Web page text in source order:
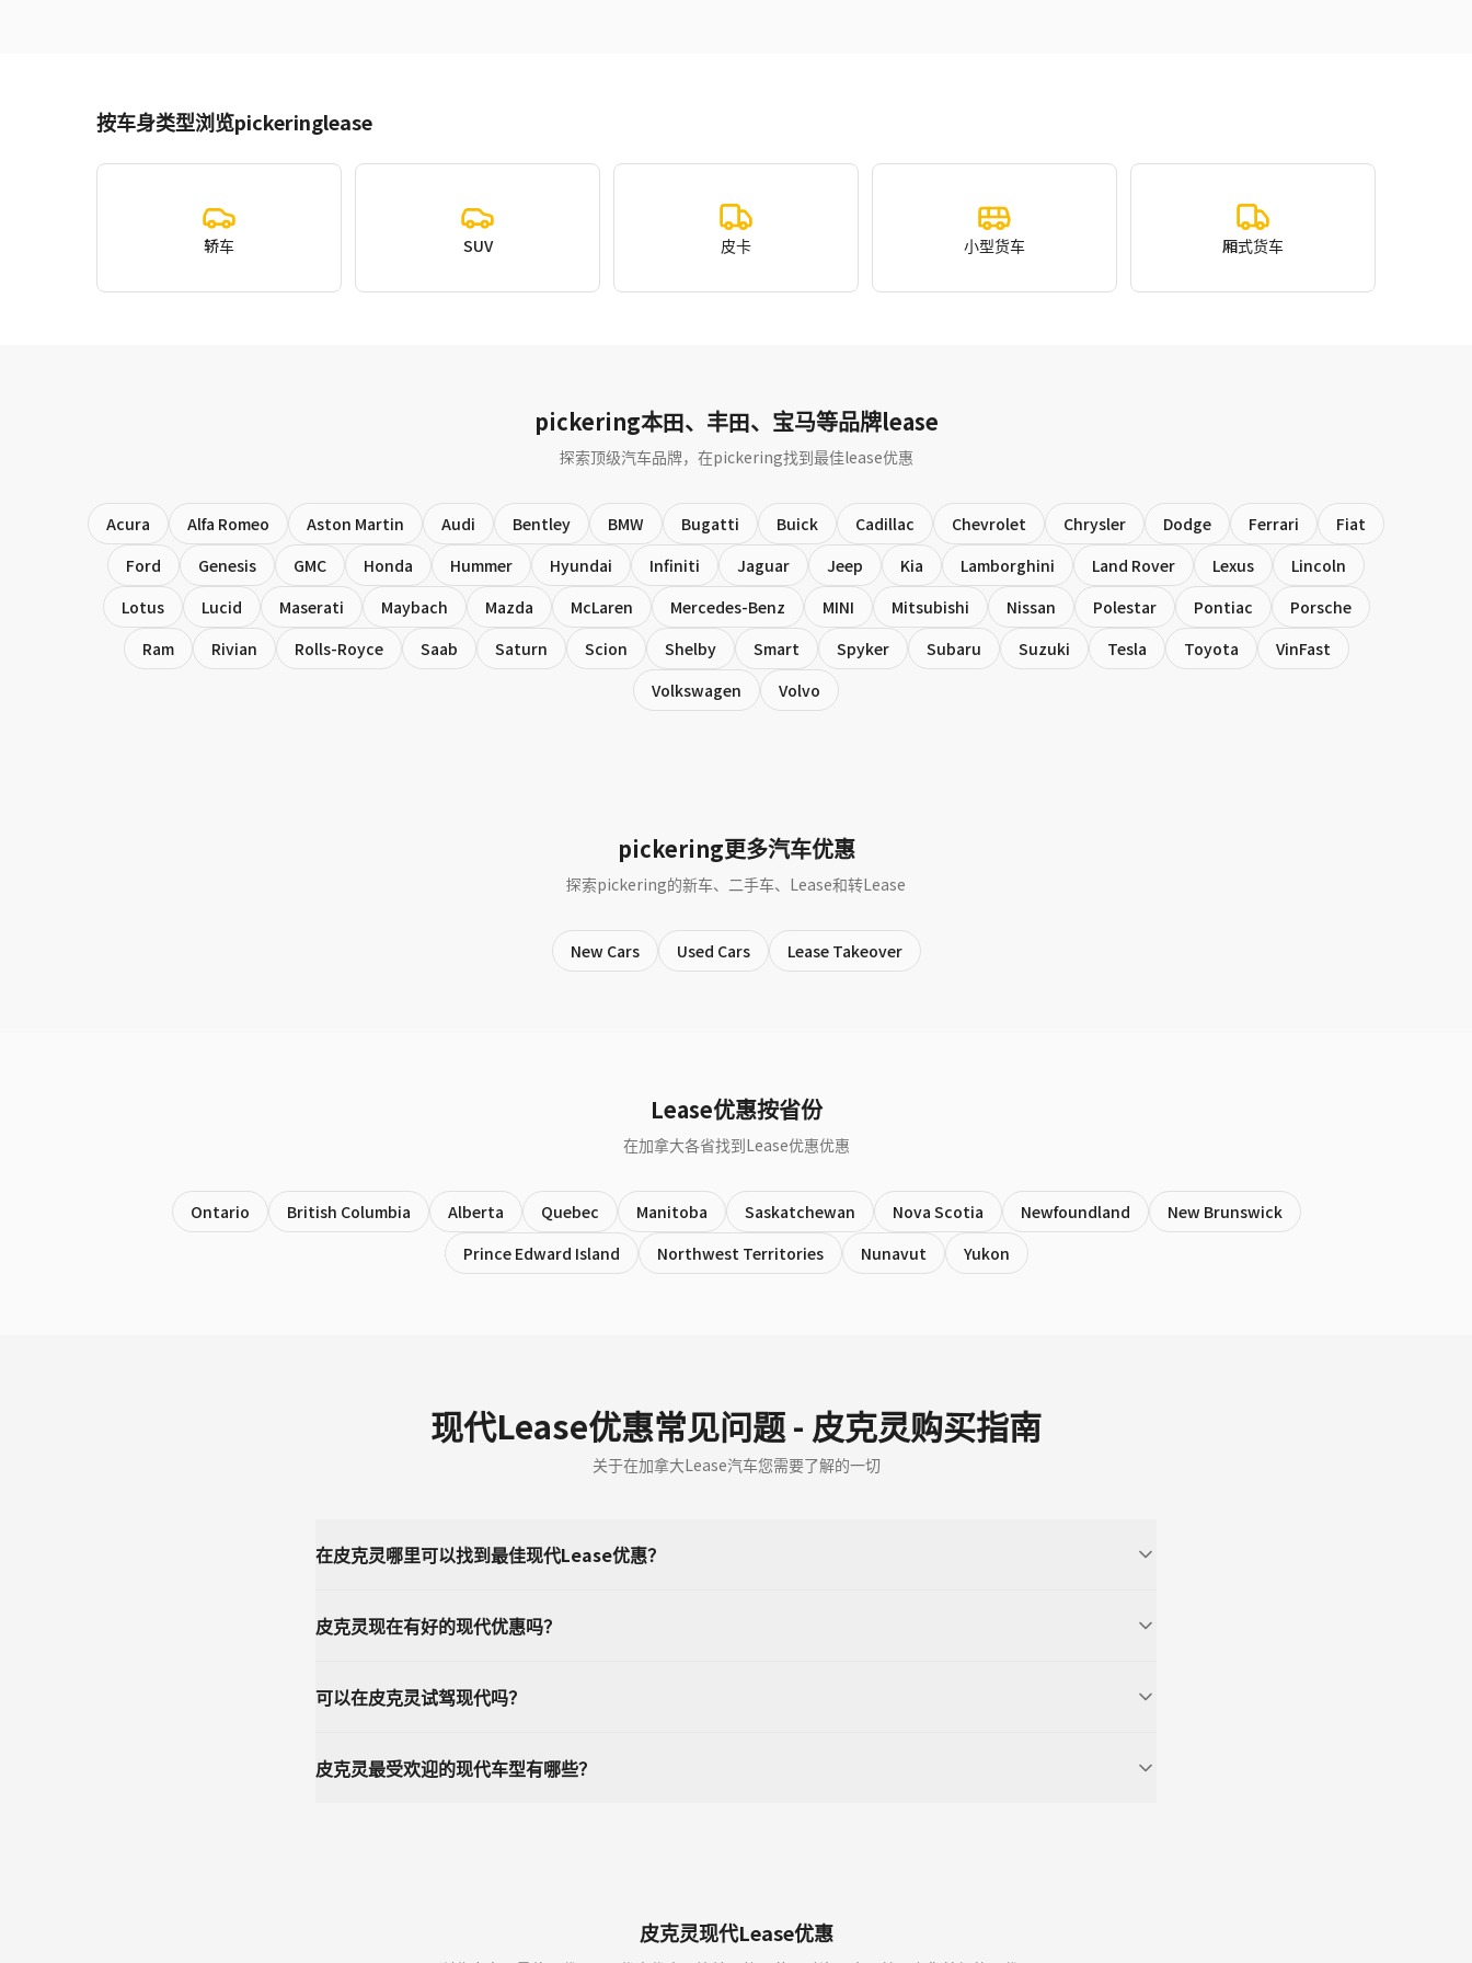
按车身类型浏览pickeringlease
轿车 SUV 皮卡 小型货车 厢式货车
pickering本田、丰田、宝马等品牌lease
探索顶级汽车品牌，在pickering找到最佳lease优惠
Acura Alfa Romeo Aston Martin Audi Bentley BMW Bugatti Buick Cadillac Chevrolet Chrysler Dodge Ferrari
Fiat
Ford
Genesis GMC Honda Hummer Hyundai Infiniti Jaguar Jeep Kia Lamborghini Land Rover Lexus
Lincoln
Lotus
Lucid Maserati Maybach Mazda McLaren Mercedes-Benz MINI Mitsubishi Nissan Polestar Pontiac
Porsche
Ram
Rivian Rolls-Royce Saab Saturn Scion Shelby Smart Spyker Subaru Suzuki Tesla Toyota
VinFast
Volkswagen
Volvo
pickering更多汽车优惠
探索pickering的新车、二手车、Lease和转Lease
New Cars Used Cars Lease Takeover
Lease优惠按省份
在加拿大各省找到Lease优惠优惠
Ontario British Columbia Alberta Quebec Manitoba Saskatchewan Nova Scotia Newfoundland
New Brunswick
Prince Edward Island
Northwest Territories Nunavut Yukon
现代Lease优惠常见问题 - 皮克灵购买指南
关于在加拿大Lease汽车您需要了解的一切
在皮克灵哪里可以找到最佳现代Lease优惠？
皮克灵现在有好的现代优惠吗？
可以在皮克灵试驾现代吗？
皮克灵最受欢迎的现代车型有哪些？
皮克灵现代Lease优惠